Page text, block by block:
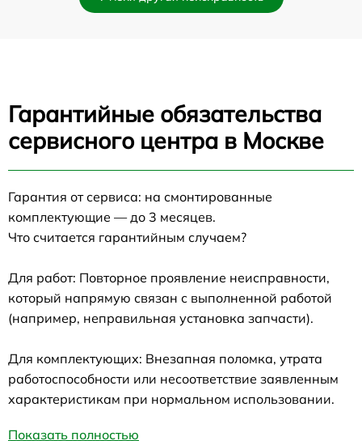
Гарантийные обязательства
сервисного центра в Москве
Гарантия от сервиса: на смонтированные
комплектующие — до 3 месяцев.
Что считается гарантийным случаем?
Для работ: Повторное проявление неисправности,
который напрямую связан с выполненной работой
(например, неправильная установка запчасти).
Для комплектующих: Внезапная поломка, утрата
работоспособности или несоответствие заявленным
характеристикам при нормальном использовании.
Показать полностью